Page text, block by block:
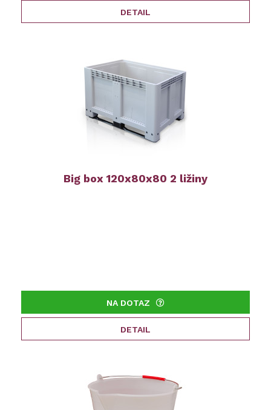
DETAIL
Big box 120x80x80 2 ližiny
NA DOTAZ
DETAIL